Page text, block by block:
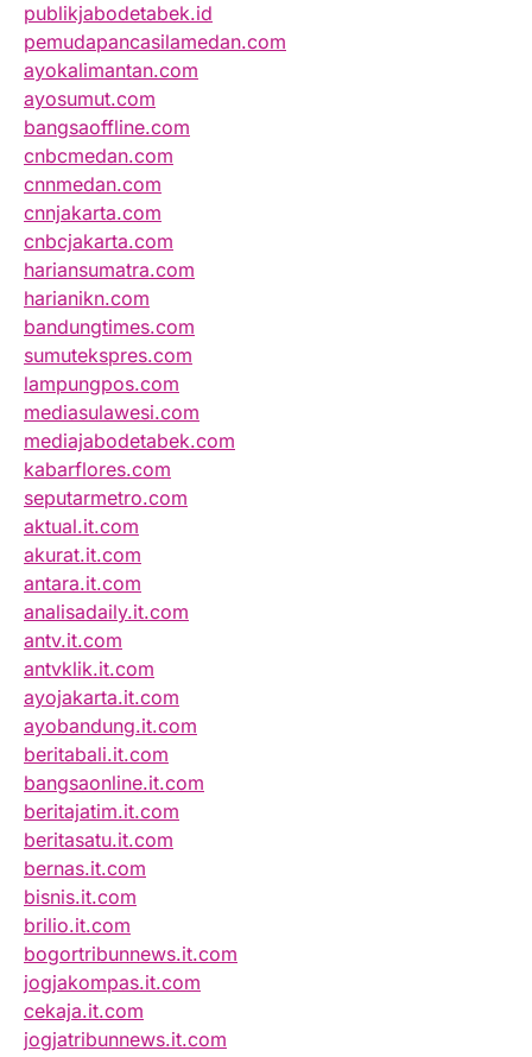
publikjabodetabek.id
pemudapancasilamedan.com
ayokalimantan.com
ayosumut.com
bangsaoffline.com
cnbcmedan.com
cnnmedan.com
cnnjakarta.com
cnbcjakarta.com
hariansumatra.com
harianikn.com
bandungtimes.com
sumutekspres.com
lampungpos.com
mediasulawesi.com
mediajabodetabek.com
kabarflores.com
seputarmetro.com
aktual.it.com
akurat.it.com
antara.it.com
analisadaily.it.com
antv.it.com
antvklik.it.com
ayojakarta.it.com
ayobandung.it.com
beritabali.it.com
bangsaonline.it.com
beritajatim.it.com
beritasatu.it.com
bernas.it.com
bisnis.it.com
brilio.it.com
bogortribunnews.it.com
jogjakompas.it.com
cekaja.it.com
jogjatribunnews.it.com